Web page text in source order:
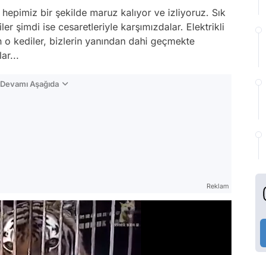
bir şekilde maruz kalıyor ve izliyoruz. Sık
şimdi ise cesaretleriyle karşımızdalar. Elektrikli
kediler, bizlerin yanından dahi geçmekte
Aşağıda
Reklam